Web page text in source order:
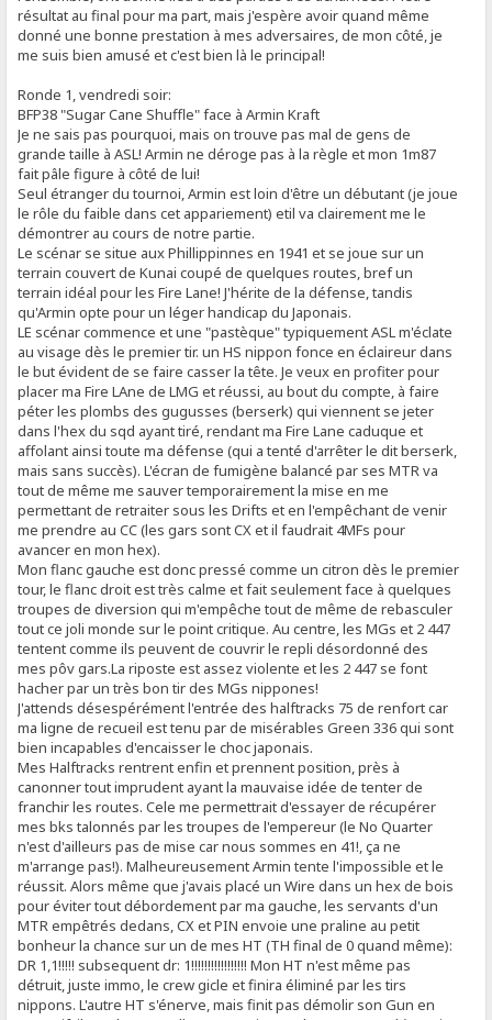
résultat au final pour ma part, mais j'espère avoir quand même
donné une bonne prestation à mes adversaires, de mon côté, je
me suis bien amusé et c'est bien là le principal!
Ronde 1, vendredi soir:
BFP38 "Sugar Cane Shuffle" face à Armin Kraft
Je ne sais pas pourquoi, mais on trouve pas mal de gens de
grande taille à ASL! Armin ne déroge pas à la règle et mon 1m87
fait pâle figure à côté de lui!
Seul étranger du tournoi, Armin est loin d'être un débutant (je joue
le rôle du faible dans cet appariement) etil va clairement me le
démontrer au cours de notre partie.
Le scénar se situe aux Phillippinnes en 1941 et se joue sur un
terrain couvert de Kunai coupé de quelques routes, bref un
terrain idéal pour les Fire Lane! J'hérite de la défense, tandis
qu'Armin opte pour un léger handicap du Japonais.
LE scénar commence et une "pastèque" typiquement ASL m'éclate
au visage dès le premier tir. un HS nippon fonce en éclaireur dans
le but évident de se faire casser la tête. Je veux en profiter pour
placer ma Fire LAne de LMG et réussi, au bout du compte, à faire
péter les plombs des gugusses (berserk) qui viennent se jeter
dans l'hex du sqd ayant tiré, rendant ma Fire Lane caduque et
affolant ainsi toute ma défense (qui a tenté d'arrêter le dit berserk,
mais sans succès). L'écran de fumigène balancé par ses MTR va
tout de même me sauver temporairement la mise en me
permettant de retraiter sous les Drifts et en l'empêchant de venir
me prendre au CC (les gars sont CX et il faudrait 4MFs pour
avancer en mon hex).
Mon flanc gauche est donc pressé comme un citron dès le premier
tour, le flanc droit est très calme et fait seulement face à quelques
troupes de diversion qui m'empêche tout de même de rebasculer
tout ce joli monde sur le point critique. Au centre, les MGs et 2 447
tentent comme ils peuvent de couvrir le repli désordonné des
mes pôv gars.La riposte est assez violente et les 2 447 se font
hacher par un très bon tir des MGs nippones!
J'attends désespérément l'entrée des halftracks 75 de renfort car
ma ligne de recueil est tenu par de misérables Green 336 qui sont
bien incapables d'encaisser le choc japonais.
Mes Halftracks rentrent enfin et prennent position, près à
canonner tout imprudent ayant la mauvaise idée de tenter de
franchir les routes. Cele me permettrait d'essayer de récupérer
mes bks talonnés par les troupes de l'empereur (le No Quarter
n'est d'ailleurs pas de mise car nous sommes en 41!, ça ne
m'arrange pas!). Malheureusement Armin tente l'impossible et le
réussit. Alors même que j'avais placé un Wire dans un hex de bois
pour éviter tout débordement par ma gauche, les servants d'un
MTR empêtrés dedans, CX et PIN envoie une praline au petit
bonheur la chance sur un de mes HT (TH final de 0 quand même):
DR 1,1!!!!! subsequent dr: 1!!!!!!!!!!!!!!!!! Mon HT n'est même pas
détruit, juste immo, le crew gicle et finira éliminé par les tirs
nippons. L'autre HT s'énerve, mais finit pas démolir son Gun en